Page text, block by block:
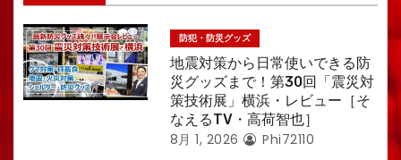
防犯・防災グッズ
地震対策から日常使いできる防
災グッズまで！第30回「震災対
策技術展」横浜・レビュー［そ
なえるTV・高荷智也］
8月 1, 2026 Phi72110